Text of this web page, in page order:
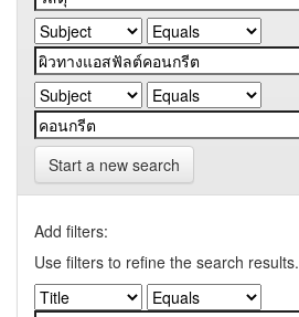
Start a new search
Add filters:
Use filters to refine the search results.